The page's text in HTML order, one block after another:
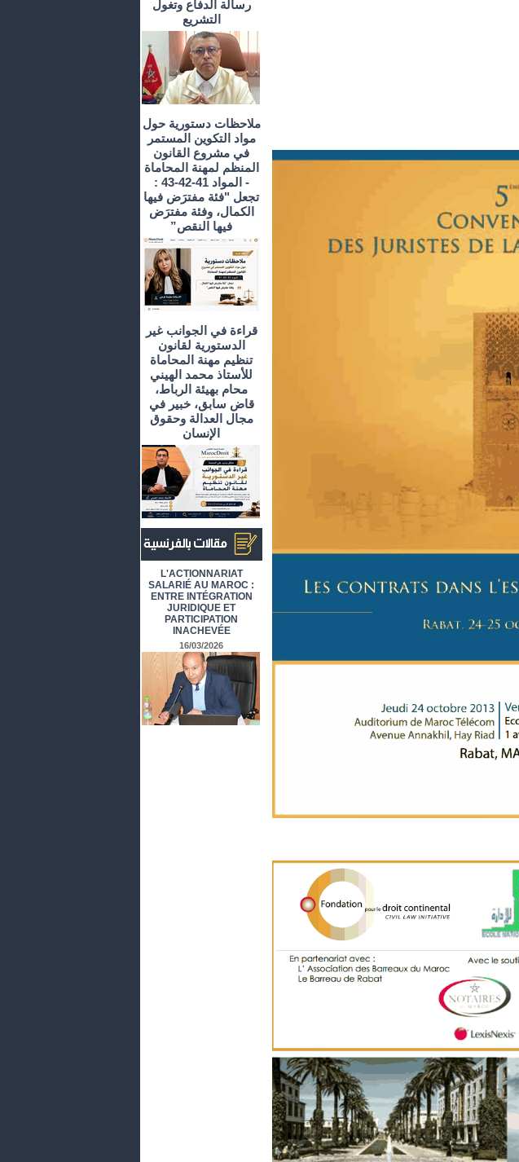
رسالة الدفاع وتغول
التشريع
ملاحظات دستورية حول
مواد التكوين المستمر
في مشروع القانون
المنظم لمهنة المحاماة
- المواد 41-42-43 :
تجعل "فئة مفترَض فيها
الكمال، وفئة مفترَض
فيها النقص”
قراءة في الجوانب غير
الدستورية لقانون
تنظيم مهنة المحاماة
للأستاذ محمد الهيني
محام بهيئة الرباط،
قاض سابق، خبير في
مجال العدالة وحقوق
الإنسان
L'ACTIONNARIAT
SALARIÉ AU MAROC :
ENTRE INTÉGRATION
JURIDIQUE ET
PARTICIPATION
INACHEVÉE
16/03/2026